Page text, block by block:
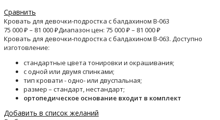
Сравнить
Кровать для девочки-подростка с балдахином B-063
75 000₽ – 81 000₽Диапазон цен: 75 000 ₽ – 81 000 ₽
Кровать для девочки-подростка с балдахином B-063. Доступно
изготовление:
стандартные цвета тонировки и окрашивания;
с одной или двумя спинками;
тип кровати - одно- или двуспальная;
размер – стандарт, нестандарт;
ортопедическое основание входит в комплект
Добавить в список желаний